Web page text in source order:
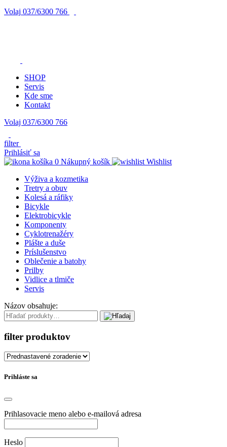
Volaj 037/6300 766
SHOP
Servis
Kde sme
Kontakt
Volaj 037/6300 766
filter
Prihlásiť sa
0 Nákupný košík
Wishlist
Výživa a kozmetika
Tretry a obuv
Kolesá a ráfiky
Bicykle
Elektrobicykle
Komponenty
Cyklotrenažéry
Plášte a duše
Príslušenstvo
Oblečenie a batohy
Prilby
Vidlice a tlmiče
Servis
Názov obsahuje:
filter produktov
Prihláste sa
Prihlasovacie meno alebo e-mailová adresa
Heslo